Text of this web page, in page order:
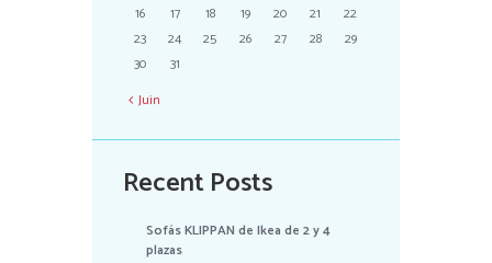
16
17 18 19 20 21
22
23
24 25 26 27 28
29
30
31
Juin
Recent Posts
Sofás KLIPPAN de Ikea de 2 y 4
plazas